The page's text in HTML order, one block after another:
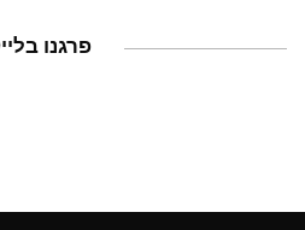
פרגנו